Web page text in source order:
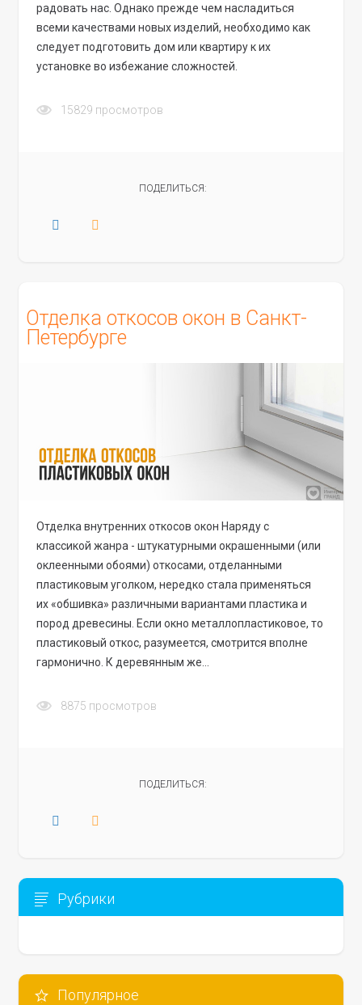
радовать нас. Однако прежде чем насладиться
всеми качествами новых изделий, необходимо как
следует подготовить дом или квартиру к их
установке во избежание сложностей.
15829 просмотров
ПОДЕЛИТЬСЯ:
Отделка откосов окон в Санкт-
Петербурге
Отделка внутренних откосов окон Наряду с
классикой жанра - штукатурными окрашенными (или
оклеенными обоями) откосами, отделанными
пластиковым уголком, нередко стала применяться
их «обшивка» различными вариантами пластика и
пород древесины. Если окно металлопластиковое, то
пластиковый откос, разумеется, смотрится вполне
гармонично. К деревянным же…
8875 просмотров
ПОДЕЛИТЬСЯ:
Рубрики
Популярное